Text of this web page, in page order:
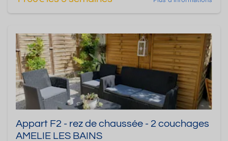
Appart F2 - rez de chaussée - 2 couchages
AMELIE LES BAINS